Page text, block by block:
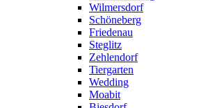
Wilmersdorf
Schöneberg
Friedenau
Steglitz
Zehlendorf
Tiergarten
Wedding
Moabit